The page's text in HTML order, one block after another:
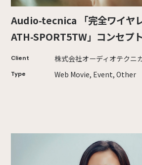
Audio-tecnica 「完全ワイヤ
ATH-SPORT5TW」コンセプ
Client 株式会社オーディオテクニ
Type Web Movie, Event, Other